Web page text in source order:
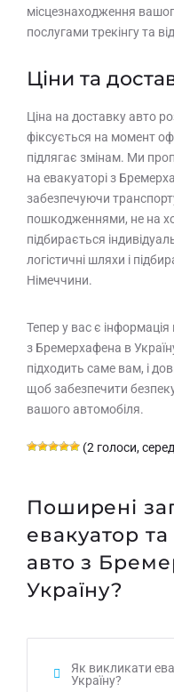
місцезнаходження
послугами трекінгу та
Ціни та
Ціна на доставку авто
фіксується на момент
підлягає змінам. Ми
на евакуаторі з
забезпечуючи
пошкодженнями, не на
підбирається
логістичні шляхи і
Німеччини.
Тепер у вас є
з Бремерхафена в
підходить саме вам, і
щоб забезпечити
вашого автомобіля.
(2 голоси,
Поширені
евакуатор
авто з
Україну?
Як викликати
Україну?